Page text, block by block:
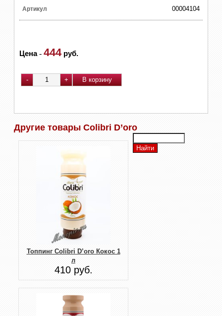
Артикул 00004104
Цена- 444 руб.
Другие товары Colibri D’oro
Топпинг Colibri D’oro Кокос 1
л
410 руб.